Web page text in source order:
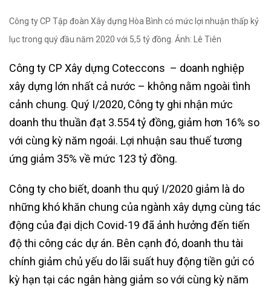
Công ty CP Tập đoàn Xây dựng Hòa Bình có mức lợi nhuận thấp kỷ
lục trong quý đầu năm 2020 với 5,5 tỷ đồng. Ảnh: Lê Tiên
Công ty CP Xây dựng Coteccons – doanh nghiệp
xây dựng lớn nhất cả nước – không nằm ngoài tình
cảnh chung. Quý I/2020, Công ty ghi nhận mức
doanh thu thuần đạt 3.554 tỷ đồng, giảm hơn 16% so
với cùng kỳ năm ngoái. Lợi nhuận sau thuế tương
ứng giảm 35% về mức 123 tỷ đồng.
Công ty cho biết, doanh thu quý I/2020 giảm là do
những khó khăn chung của ngành xây dựng cùng tác
động của đại dịch Covid-19 đã ảnh hưởng đến tiến
độ thi công các dự án. Bên cạnh đó, doanh thu tài
chính giảm chủ yếu do lãi suất huy động tiền gửi có
kỳ hạn tại các ngân hàng giảm so với cùng kỳ năm